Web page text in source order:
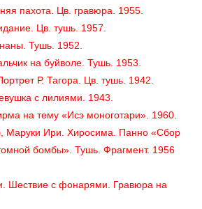
пахота. Цв. гравюра. 1955.
Цв. тушь. 1957.
Тушь. 1952.
на буйволе. Тушь. 1953.
Р. Тагора. Цв. тушь. 1942.
с лилиями. 1943.
на тему «Исэ моноготари». 1960.
Маруки Ири. Хиросима. Панно «Сбор
бомбы». Тушь. Фрагмент. 1956
Шествие с фонарями. Гравюра на